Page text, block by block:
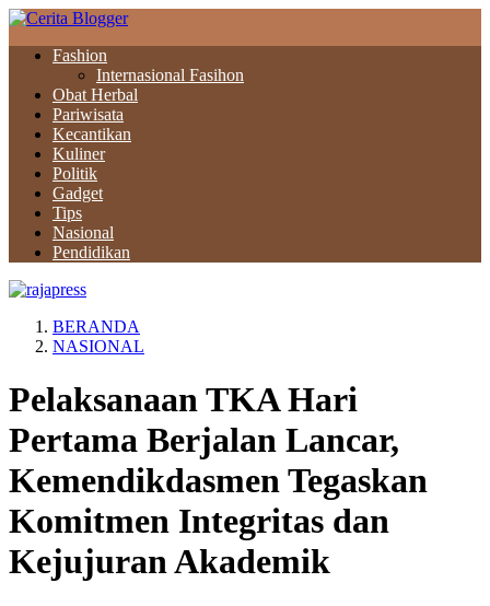
Fashion
Internasional Fasihon
Obat Herbal
Pariwisata
Kecantikan
Kuliner
Politik
Gadget
Tips
Nasional
Pendidikan
BERANDA
NASIONAL
Pelaksanaan TKA Hari
Pertama Berjalan Lancar,
Kemendikdasmen Tegaskan
Komitmen Integritas dan
Kejujuran Akademik